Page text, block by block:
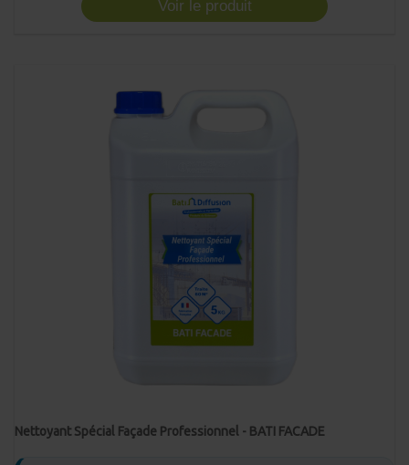
Voir le produit
Nettoyant Spécial Façade Professionnel - BATI FACADE